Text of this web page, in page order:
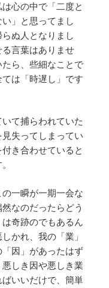
心の中で「二度と
」と思ってまし
ぬ人となりまし
言葉はありませ
ら、些細なことで
は「時遅し」です
て捕らわれていた
失ってしまってい
き合わせていると
一瞬が一期一会な
なのだったらどう
奇跡のでもあるん
かれ、我の「業」
因」があったはず
しき因や悪しき業
いいだけで、簡単